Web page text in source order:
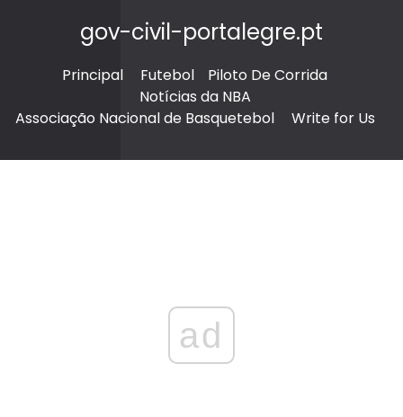
gov-civil-portalegre.pt
Principal Futebol
Piloto De Corrida
Notícias da NBA
Associação Nacional de Basquetebol
Write for Us
ad